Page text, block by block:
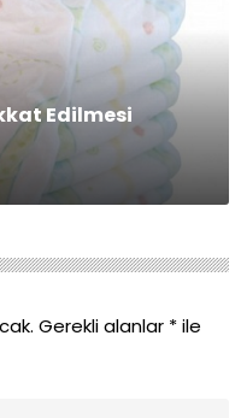
Edilmesi
Gerekli alanlar *ile